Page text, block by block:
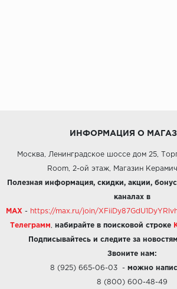
ИНФОРМАЦИЯ О
Москва, Ленинградское шоссе дом 25,
Room, 2-ой этаж, Магазин
Полезная информация, скидки, акции,
каналах в
MAX - https://max.ru/join/
Телеграмм набирайте в поисковой строке
Подписывайтесь и следите за
Звоните нам:
8 (925) 665-06-03- можно
8 (800) 600-48-49